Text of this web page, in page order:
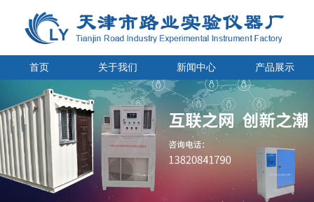
首页 关于我们 新闻中心 产品展示